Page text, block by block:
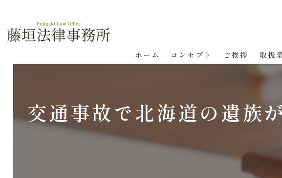
ホーム コンセプト ご挨拶 取扱
交通事故で北海道の遺族